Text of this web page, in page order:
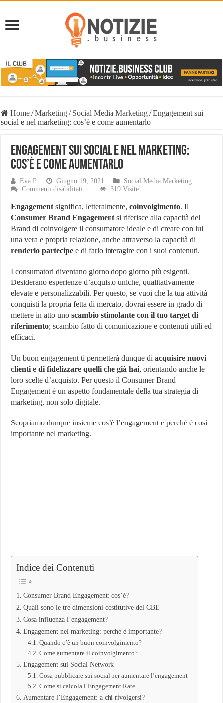
Home/Marketing/ Social Media Marketing/Engagement sui
social e nel marketing: cos’è e come aumentarlo
Engagement sui social e nel marketing:
cos’è e come aumentarlo
Eva P Giugno 19, 2021
Social Media Marketing
Commenti disabilitati
sui
social
e
nel
marketing:
cos’è
e
aumentarlo
319 Visite
Engagement significa, letteralmente,coinvolgimento. Il
Consumer Brand Engagementsi riferisce alla capacità del
Brand di coinvolgere il consumatore ideale e di creare con lui
una vera e propria relazione, anche attraverso la capacità di
renderlo partecipe e di farlo interagire con i suoi contenuti.
I consumatori diventano giorno dopo giorno più esigenti.
Desiderano esperienze d’acquisto uniche, qualitativamente
elevate e personalizzabili. Per questo, se vuoi che la tua attività
conquisti la propria fetta di mercato, dovrai essere in grado di
mettere in atto unoscambio stimolante con il tuo target di
riferimento; scambio fatto di comunicazione e contenuti utili ed
efficaci.
Un buon engagement ti permetterà dunque di acquisire nuovi
clienti e di fidelizzare quelli che già hai, orientando anche le
loro scelte d’acquisto. Per questo il Consumer Brand
Engagement è un aspetto fondamentale della tua strategia di
marketing, non solo digitale.
Scopriamo dunque insieme cos’è l’engagement e perché è così
importante nel marketing.
Indice dei Contenuti
Consumer Brand Engagement: cos’è?
Quali sono le tre dimensioni costitutive del CBE
Cosa influenza l’engagement?
Engagement nel marketing: perché è importante?
Quando c’è un buon coinvolgimento?
Come aumentare il coinvolgimento?
Engagement sui Social Network
Cosa pubblicare sui social per aumentare l’engagement
Come si calcola l’Engagement Rate
Aumentare l’Engagement: a chi rivolgersi?